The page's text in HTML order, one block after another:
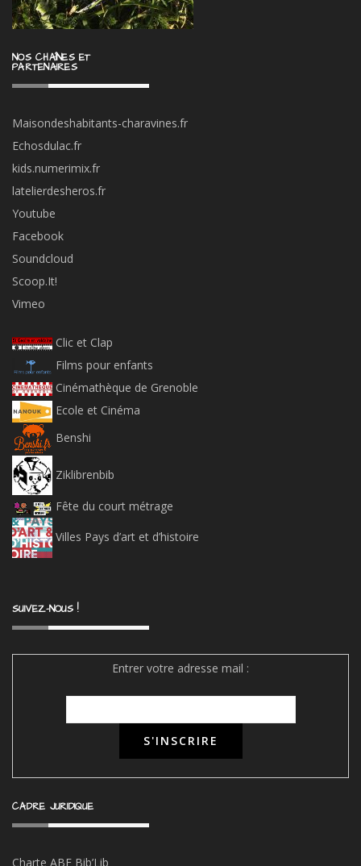
NOS CHAÎNES ET
PARTENAIRES
Maisondeshabitants-charavines.fr
Echosdulac.fr
kids.numerimix.fr
latelierdesheros.fr
Youtube
Facebook
Soundcloud
Scoop.It!
Vimeo
Clic et Clap
Films pour enfants
Cinémathèque de Grenoble
Ecole et Cinéma
Benshi
Ziklibrenbib
Fête du court métrage
Villes Pays d’art et d’histoire
SUIVEZ-NOUS !
Entrer votre adresse mail :
CADRE JURIDIQUE
Charte ABF Bib’Lib